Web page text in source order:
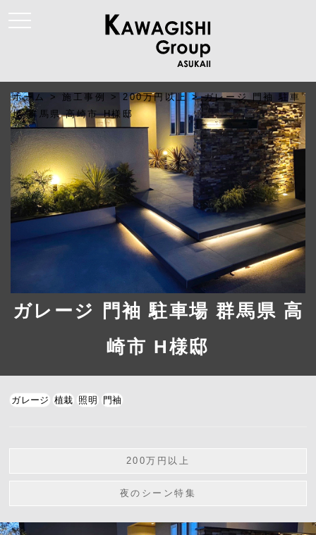
t
o
n
a
v
i
g
a
t
i
o
n
ホーム >施工事例 > 200万円以上 >ガレージ 門袖 駐車
場 群馬県 高崎市 H様邸
ガレージ 門袖 駐車場 群馬県 高
崎市 H様邸
ガレージ 植栽 照明 門袖
200万円以上
夜のシーン特集